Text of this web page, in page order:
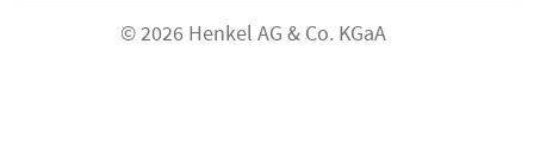
© 2026 Henkel AG & Co. KGaA